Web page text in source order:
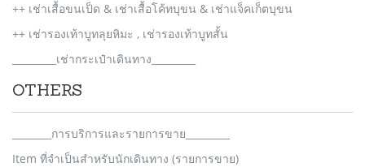
++ เช่าเสื้อขนเป็ด & เช่าเสื้อโค้ทบุขน & เช่าแจ็คเก็ตบุขน
++ เช่ารองเท้าบูทลุยหิมะ , เช่ารองเท้าบูทสั้น
_________เช่ากระเป๋าเดินทาง_________
OTHERS
________การบริการและรายการขาย_________
Item ที่จำเป็นสำหรับนักเดินทาง (รายการขาย)